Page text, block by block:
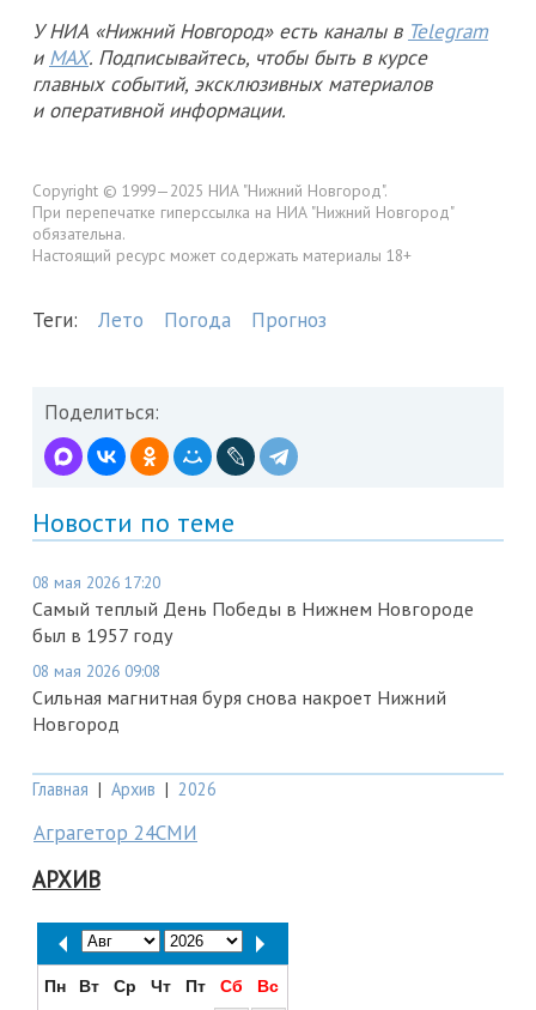
У НИА «Нижний Новгород» есть каналы в Telegram
и MAX. Подписывайтесь, чтобы быть в курсе
главных событий, эксклюзивных материалов
и оперативной информации.
Copyright © 1999—2025 НИА "Нижний Новгород".
При перепечатке гиперссылка на НИА "Нижний Новгород"
обязательна.
Настоящий ресурс может содержать материалы 18+
Теги: Лето Погода Прогноз
Поделиться:
Новости по теме
08 мая 2026 17:20
Самый теплый День Победы в Нижнем Новгороде
был в 1957 году
08 мая 2026 09:08
Сильная магнитная буря снова накроет Нижний
Новгород
Главная | Архив | 2026
Аграгетор 24СМИ
АРХИВ
Пн Вт Ср Чт Пт Сб
Вс